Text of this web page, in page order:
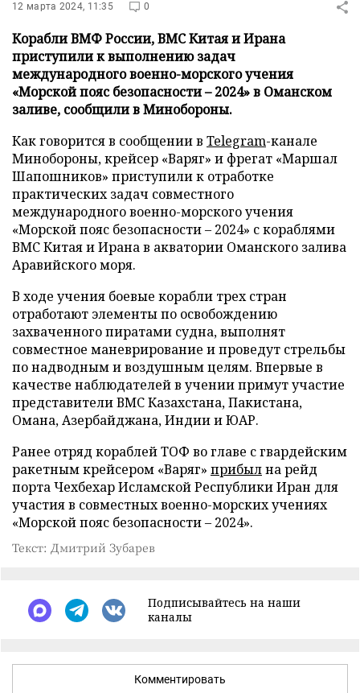
12 марта 2024, 11:35 0
Корабли ВМФ России, ВМС Китая и Ирана
приступили к выполнению задач
международного военно-морского учения
«Морской пояс безопасности – 2024» в Оманском
заливе, сообщили в Минобороны.
Как говорится в сообщении в Telegram-канале
Минобороны, крейсер «Варяг» и фрегат «Маршал
Шапошников» приступили к отработке
практических задач совместного
международного военно-морского учения
«Морской пояс безопасности – 2024» с кораблями
ВМС Китая и Ирана в акватории Оманского залива
Аравийского моря.
В ходе учения боевые корабли трех стран
отработают элементы по освобождению
захваченного пиратами судна, выполнят
совместное маневрирование и проведут стрельбы
по надводным и воздушным целям. Впервые в
качестве наблюдателей в учении примут участие
представители ВМС Казахстана, Пакистана,
Омана, Азербайджана, Индии и ЮАР.
Ранее отряд кораблей ТОФ во главе с гвардейским
ракетным крейсером «Варяг» прибылна рейд
порта Чехбехар Исламской Республики Иран для
участия в совместных военно-морских учениях
«Морской пояс безопасности – 2024».
Текст: Дмитрий Зубарев
Подписывайтесь на наши
каналы
Комментировать